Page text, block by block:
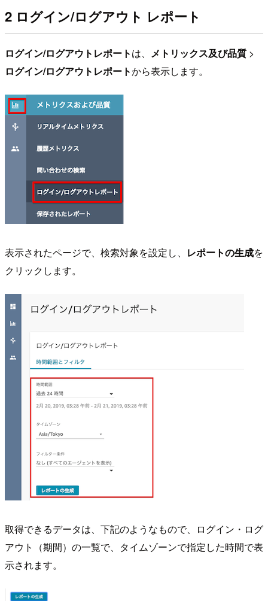
2 ログイン/ログアウト レポート
ログイン/ログアウトレポートは、 メトリックス及び品質 >
ログイン/ログアウトレポートから表示します。
表示されたページで、検索対象を設定し、 レポートの生成を
クリックします。
取得できるデータは、下記のようなもので、ログイン・ログ
アウト（期間）の一覧で、タイムゾーンで指定した時間で表
示されます。